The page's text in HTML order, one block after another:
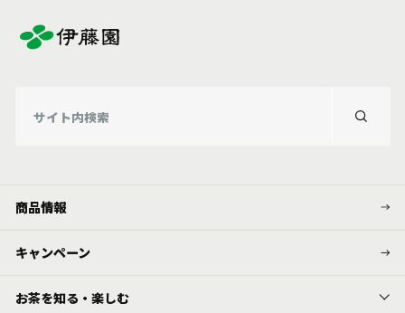
商品情報
キャンペーン
お茶を知る・楽しむ